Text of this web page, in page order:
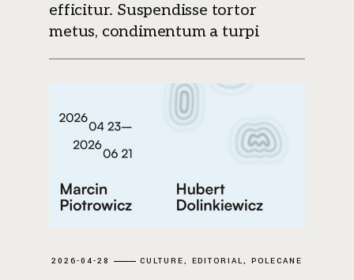
efficitur. Suspendisse tortor
metus, condimentum a turpi
2026-04-28 CULTURE EDITORIAL POLECANE